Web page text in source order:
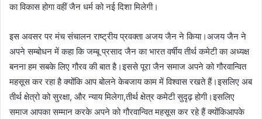
का विकास होगा वहीं जैन धर्म को नई दिशा मिलेगी।
इस अवसर पर मंच संचालन राष्ट्रीय प्रवक्ता अजय जैन ने किया।अजय जैन ने
अपने सम्बोधन में कहा कि जम्बू प्रसाद जैन का भारत वर्षीय तीर्थ कमेटी का अध्यक्ष
बनना हम सबके लिए गौरव की बात है।इससे पूरा जैन समाज अपने को गौरवान्वित
महसूस कर रहा है क्योंकि आप बोलने केबजाय काम में विश्वास रखते हैं।इसलिए अब
तीर्थ क्षेत्रो को सुरक्षा, और न्याय मिलेगा,तीर्थ क्षेत्र कमेटी सुदृढ़ होगी।इसलिए
समाज आपका सम्मान करके अपने को गौरवान्वित महसूस कर रहे हैं क्योंकिआपके